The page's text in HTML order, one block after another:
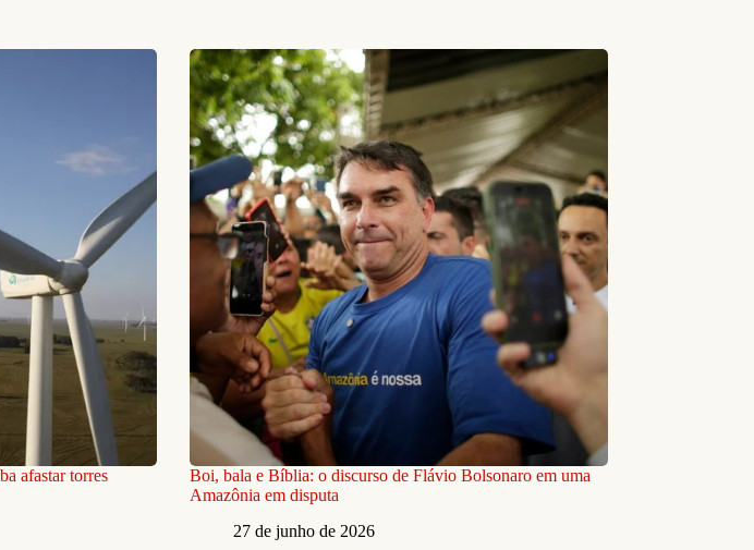
afastar torres
Boi, bala e Bíblia: o discurso de Flávio Bolsonaro em uma
Amazônia em disputa
27 de junho de 2026